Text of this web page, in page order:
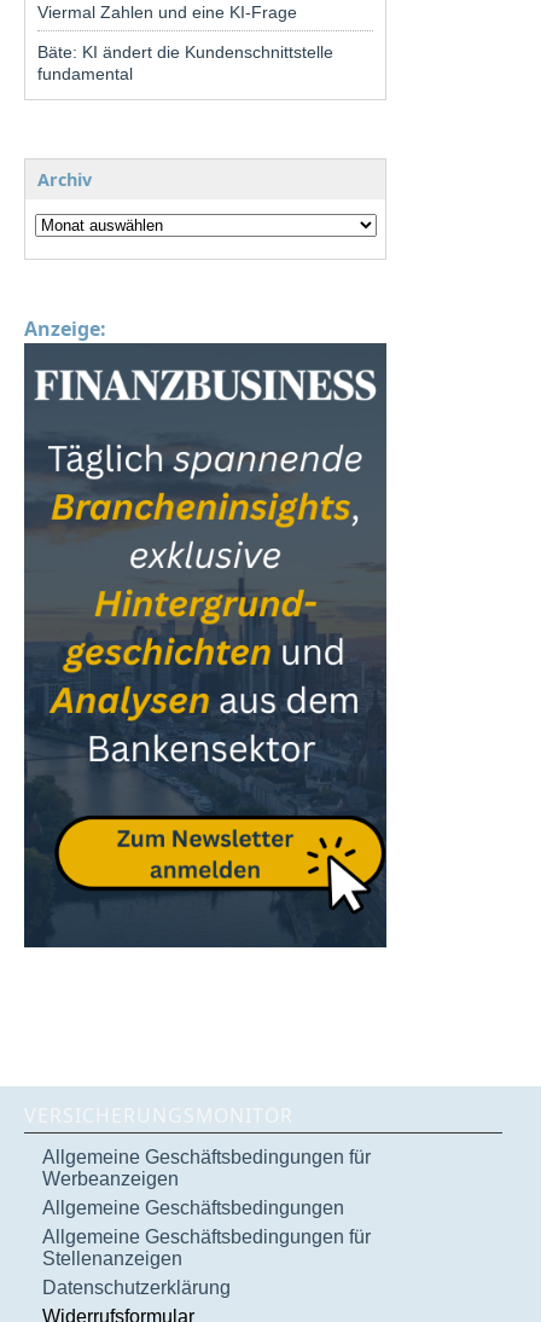
Viermal Zahlen und eine KI-Frage
Bäte: KI ändert die Kundenschnittstelle
fundamental
Archiv
Anzeige:
VERSICHERUNGSMONITOR
Allgemeine Geschäftsbedingungen für
Werbeanzeigen
Allgemeine Geschäftsbedingungen
Allgemeine Geschäftsbedingungen für
Stellenanzeigen
Datenschutzerklärung
Widerrufsformular